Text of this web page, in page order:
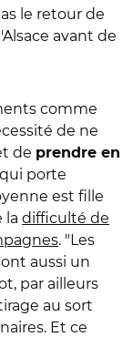
le retour de
avant de
comme
de ne
de prendre en
porte
est fille
la difficulté de
. "Les
aussi un
par ailleurs
au sort
Et ce